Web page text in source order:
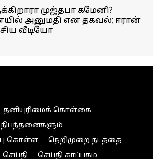
முஜ்தபா கமேனி?
அனுமதி என தகவல்; ஈரான்
வீடியோ
தனியுரிமைக் கொள்கை
நிபந்தனைகளும்
கொள்ள
நெறிமுறை நடத்தை
செய்தி செய்தி காப்பகம்